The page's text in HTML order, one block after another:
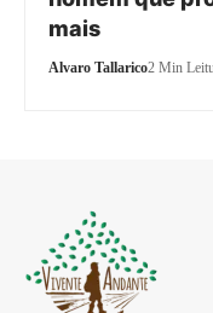
mais
Alvaro Tallarico2 Min